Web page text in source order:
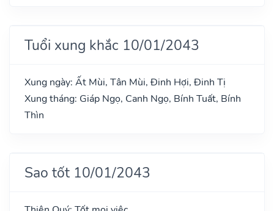
Tuổi xung khắc 10/01/2043
Xung ngày: Ất Mùi, Tân Mùi, Đinh Hợi, Đinh Tị
Xung tháng: Giáp Ngọ, Canh Ngọ, Bính Tuất, Bính
Thìn
Sao tốt 10/01/2043